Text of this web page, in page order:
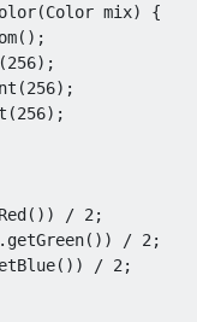
mix) {
/ 2;
/ 2;
/ 2;